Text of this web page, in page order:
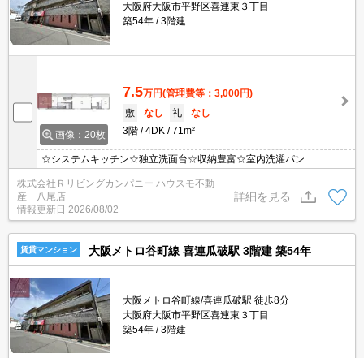
大阪府大阪市平野区喜連東３丁目
築54年
3階建
画像：20枚
7.5万円(管理費等：3,000円)
敷
なし 礼
なし
3階
4DK 71m²
☆システムキッチン☆独立洗面台☆収納豊富☆室内洗濯パン
株式会社Ｒリビングカンパニー ハウスモ不動
産 八尾店
情報更新日 2026/08/02
詳細を見る
賃貸マンション 大阪メトロ谷町線 喜連瓜破駅 3階建 築54年
大阪メトロ谷町線/喜連瓜破駅 徒歩8分
大阪府大阪市平野区喜連東３丁目
築54年
3階建